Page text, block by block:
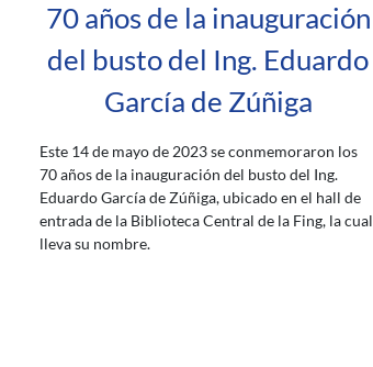
70 años de la inauguración
del busto del Ing. Eduardo
García de Zúñiga
Este 14 de mayo de 2023 se conmemoraron los
70 años de la inauguración del busto del Ing.
Eduardo García de Zúñiga, ubicado en el hall de
entrada de la Biblioteca Central de la Fing, la cual
lleva su nombre.